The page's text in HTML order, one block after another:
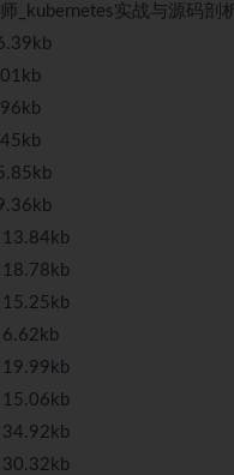
_kubernetes实战与源码剖
13.84kb
18.78kb
15.25kb
6.62kb
19.99kb
15.06kb
34.92kb
30.32kb